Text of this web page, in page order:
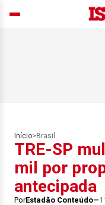
Início> Brasil
TRE-SP
mil por
antecipada
PorEstadão Conteúdo